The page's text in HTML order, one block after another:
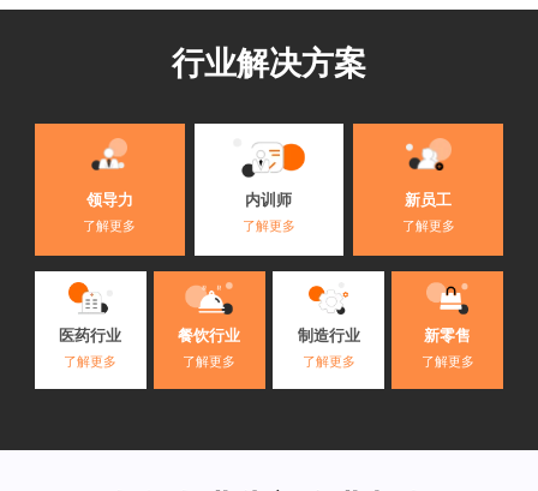
行业解决方案
领导力
了解更多
内训师
了解更多
新员工
了解更多
医药行业
了解更多
餐饮行业
了解更多
制造行业
了解更多
新零售
了解更多